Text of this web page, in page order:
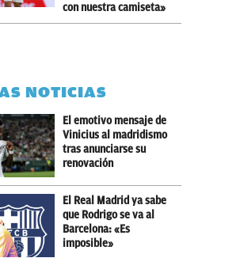
con nuestra camiseta»
NOTICIAS
El emotivo mensaje de
Vinicius al madridismo
tras anunciarse su
renovación
El Real Madrid ya sabe
que Rodrigo se va al
Barcelona: «Es
imposible»